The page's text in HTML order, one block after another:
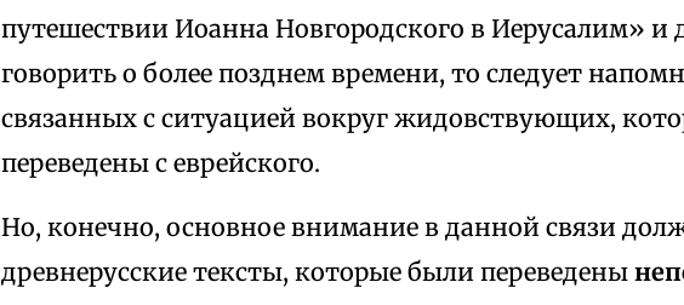
путешествии Иоанна Новгородского в Иерусалим» и
говорить о более позднем времени, то следует
связанных с ситуацией вокруг жидовствующих,
переведены с еврейского.
Но, конечно, основное внимание в данной связи
древнерусские тексты, которые были переведены